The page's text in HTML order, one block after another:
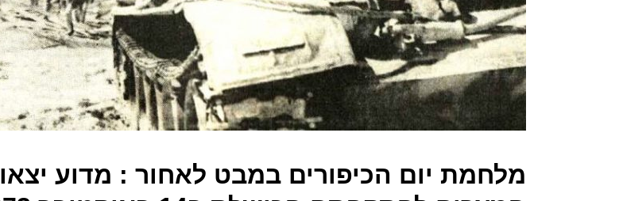
מלחמת יום הכיפורים במבט לאחור : מדוע יצאו